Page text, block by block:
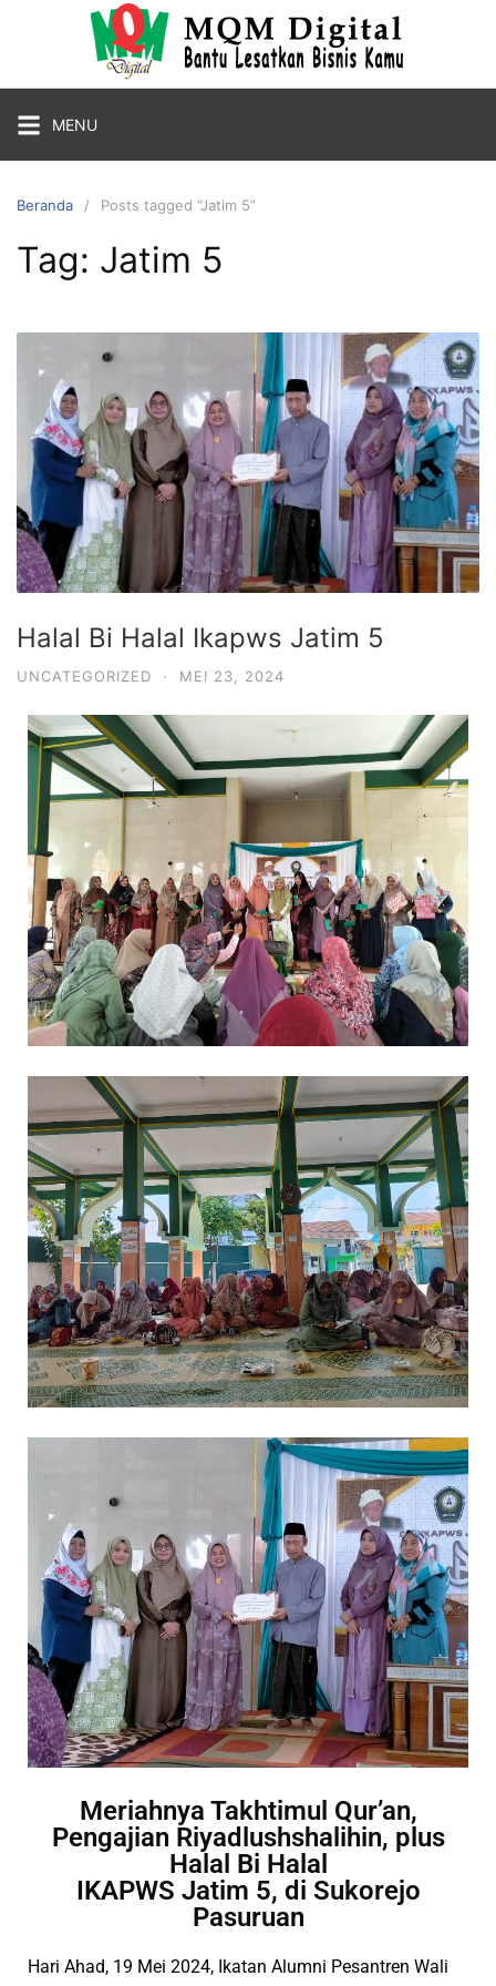
MENU
Beranda Posts tagged “Jatim 5”
Tag: Jatim 5
Halal Bi Halal Ikapws Jatim 5
UNCATEGORIZED · MEI 23, 2024
Meriahnya Takhtimul Qur’an,
Pengajian Riyadlushshalihin, plus
Halal Bi Halal
IKAPWS Jatim 5, di Sukorejo
Pasuruan
Hari Ahad, 19 Mei 2024, Ikatan Alumni Pesantren Wali